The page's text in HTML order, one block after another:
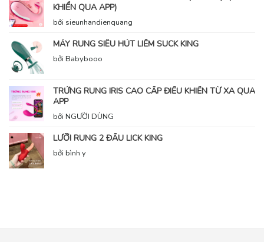
KHIỂN QUA APP)
bởi sieunhandienquang
MÁY RUNG SIÊU HÚT LIẾM SUCK KING
bởi Babybooo
TRỨNG RUNG IRIS CAO CẤP ĐIỀU KHIỂN TỪ XA QUA
APP
bởi NGƯỜI DÙNG
LƯỠI RUNG 2 ĐẦU LICK KING
bởi bình y